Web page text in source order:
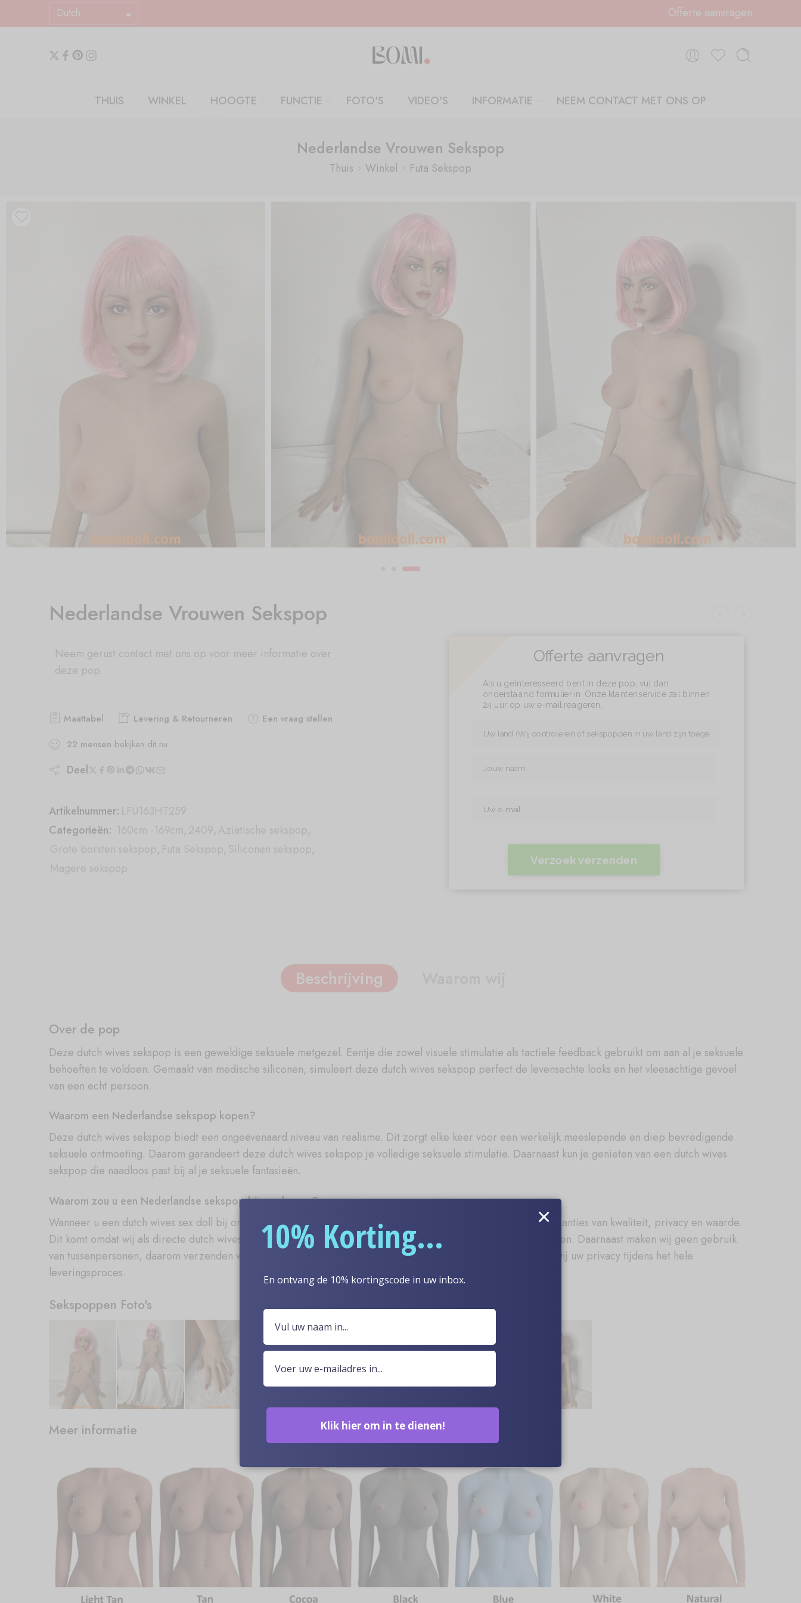
Dutch Offerte aanvragen
THUIS WINKEL HOOGTE FUNCTIE FOTO'S VIDEO'S INFORMATIE NEEM CONTACT MET ONS OP
Nederlandse Vrouwen Sekspop
Thuis Winkel Futa Sekspop
Nederlandse Vrouwen Sekspop
Neem gerust contact met ons op voor meer informatie over
deze pop.
Maattabel Levering & Retourneren
Een vraag stellen
22 mensen bekijken dit nu
Deel
Artikelnummer: LFU163HT259
Categorieën: 160cm -169cm,2409,Aziatische sekspop,
Grote borsten sekspop, Futa Sekspop, Siliconen sekspop,
Magere sekspop
Offerte aanvragen
Als u geïnteresseerd bent in deze pop, vul dan
onderstaand formulier in. Onze klantenservice zal binnen
24 uur op uw e-mail reageren.
Verzoek verzenden
Beschrijving
Over de pop
Deze dutch wives sekspop is een geweldige seksuele metgezel. Eentje die zowel visuele stimulatie als tactiele feedback gebruikt om aan al je seksuele
behoeften te voldoen. Gemaakt van medische siliconen, simuleert deze dutch wives sekspop perfect de levensechte looks en het vleesachtige gevoel
van een echt persoon.
Waarom een Nederlandse sekspop kopen?
Deze dutch wives sekspop biedt een ongeëvenaard niveau van realisme. Dit zorgt elke keer voor een werkelijk meeslepende en diep bevredigende
seksuele ontmoeting. Daarom garandeert deze dutch wives sekspop je volledige seksuele stimulatie. Daarnaast kun je genieten van een dutch wives
sekspop die naadloos past bij al je seksuele fantasieën.
Waarom zou u een Nederlandse sekspop bij ons kopen?
Wanneer u een dutch wives sex doll bij ons koopt, kunt u genieten van de rust van uw geest, gedragen door garanties van kwaliteit, privacy en waarde.
Dit komt omdat wij als directe dutch wives sex doll fabrikant, de hoogste kwaliteit dutch wives sex doll garanderen. Daarnaast maken wij geen gebruik
van tussenpersonen, daarom verzenden wij rechtstreeks naar u tegen een gereduceerde prijs en garanderen wij uw privacy tijdens het hele
leveringsproces.
Sekspoppen Foto's
Meer informatie
10% Korting...
En ontvang de 10% kortingscode in uw inbox.
Klik hier om in te dienen!
×